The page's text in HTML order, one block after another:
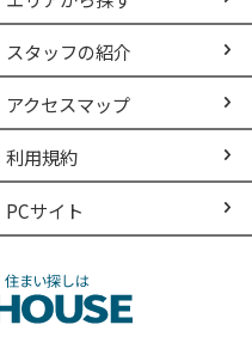
スタッフの紹介
アクセスマップ
利用規約
PCサイト